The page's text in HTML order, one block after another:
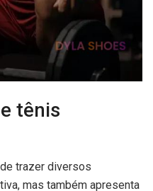
tênis
trazer diversos
mas também apresenta